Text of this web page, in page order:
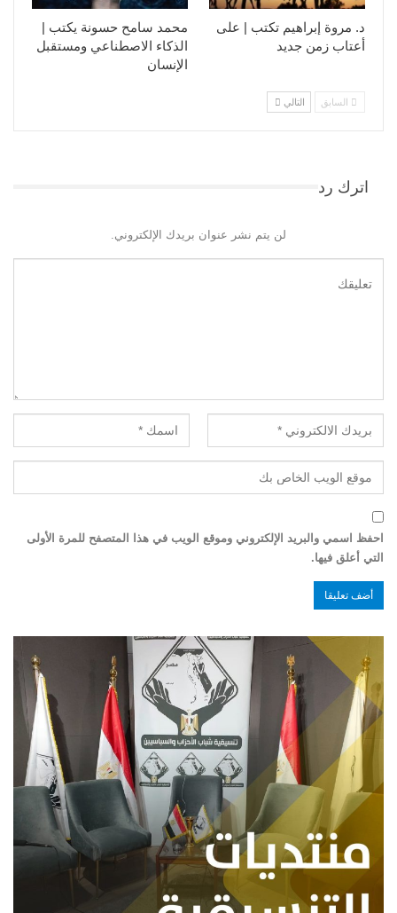
محمد سامح حسونة يكتب |
الذكاء الاصطناعي ومستقبل
الإنسان
د. مروة إبراهيم تكتب | على
أعتاب زمن جديد
السابق التالي
اترك رد
لن يتم نشر عنوان بريدك الإلكتروني.
احفظ اسمي والبريد الإلكتروني وموقع الويب في هذا المتصفح للمرة الأولى
التي أعلق فيها.